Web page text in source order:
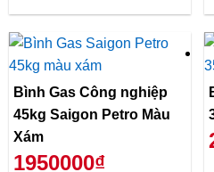
Bình Gas Công nghiệp
45kg Saigon Petro Màu
Xám
1950000₫